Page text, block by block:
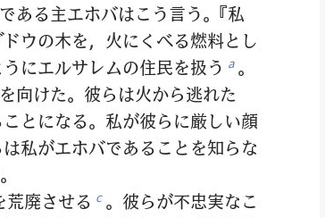
ある主エホバはこう言う。『私
ウの木を，火にくべる燃料とし
にエルサレムの住民を扱う a 。
向けた。彼らは火から逃れた
とになる。私が彼らに厳しい顔
私がエホバであることを知らな
荒廃させる c 。彼らが不忠実なこ